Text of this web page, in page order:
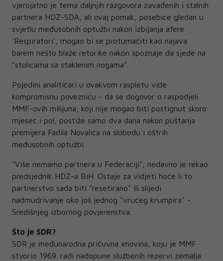
vjerojatno je tema daljnjih razgovora zavađenih i stalnih
partnera HDZ-SDA, ali ovaj pomak, posebice gledan u
svjetlu međusobnih optužbi nakon izbijanja afere
'Respiratori', mogao bi se protumačiti kao najava
barem nešto blaže retorike nakon spoznaje da sjede na
"stolicama sa staklenim nogama".
Pojedini analitičari u ovakvom raspletu vide
kompromisnu poveznicu - da se dogovor o raspodjeli
MMF-ovih milijuna, koji nije mogao biti postignut skoro
mjesec i pol, postiže samo dva dana nakon puštanja
premijera Fadila Novalića na slobodu i oštrih
međusobnih optužbi.
"Više nemamo partnera u Federaciji", nedavno je rekao
predsjednik HDZ-a BiH. Ostaje za vidjeti hoće li to
partnerstvo sada biti "resetirano" ili slijedi
nadmudrivanje oko još jednog "vrućeg krumpira" -
Središnjeg izbornog povjerenstva.
Što je SDR?
SDR je međunarodna pričuvna imovina, koju je MMF
stvorio 1969. radi nadopune službenih rezervi zemalja